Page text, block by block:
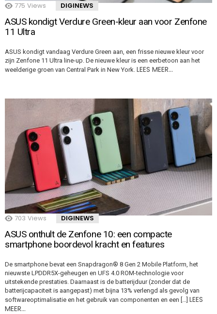
775 Views DIGINEWS
ASUS kondigt Verdure Green-kleur aan voor Zenfone
11 Ultra
ASUS kondigt vandaag Verdure Green aan, een frisse nieuwe kleur voor
zijn Zenfone 11 Ultra line-up. De nieuwe kleur is een eerbetoon aan het
weelderige groen van Central Park in New York. LEES MEER…
703 Views DIGINEWS
ASUS onthult de Zenfone 10: een compacte
smartphone boordevol kracht en features
De smartphone bevat een Snapdragon® 8 Gen 2 Mobile Platform, het
nieuwste LPDDR5X-geheugen en UFS 4.0 ROM-technologie voor
uitstekende prestaties. Daarnaast is de batterijduur (zonder dat de
batterijcapaciteit is aangepast) met bijna 13% verlengd als gevolg van
softwareoptimalisatie en het gebruik van componenten en een […] LEES
MEER…